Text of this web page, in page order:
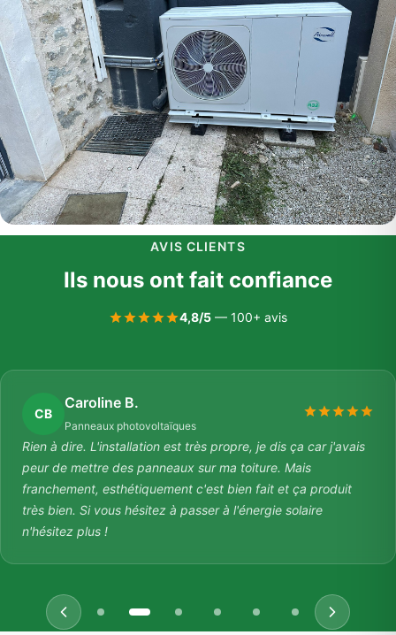
AVIS CLIENTS
Ils nous ont fait confiance
4,8/5 — 100+ avis
CB
Caroline B.
Panneaux photovoltaïques
Rien à dire. L'installation est très propre, je dis ça car j'avais
peur de mettre des panneaux sur ma toiture. Mais
franchement, esthétiquement c'est bien fait et ça produit
très bien. Si vous hésitez à passer à l'énergie solaire
n'hésitez plus !